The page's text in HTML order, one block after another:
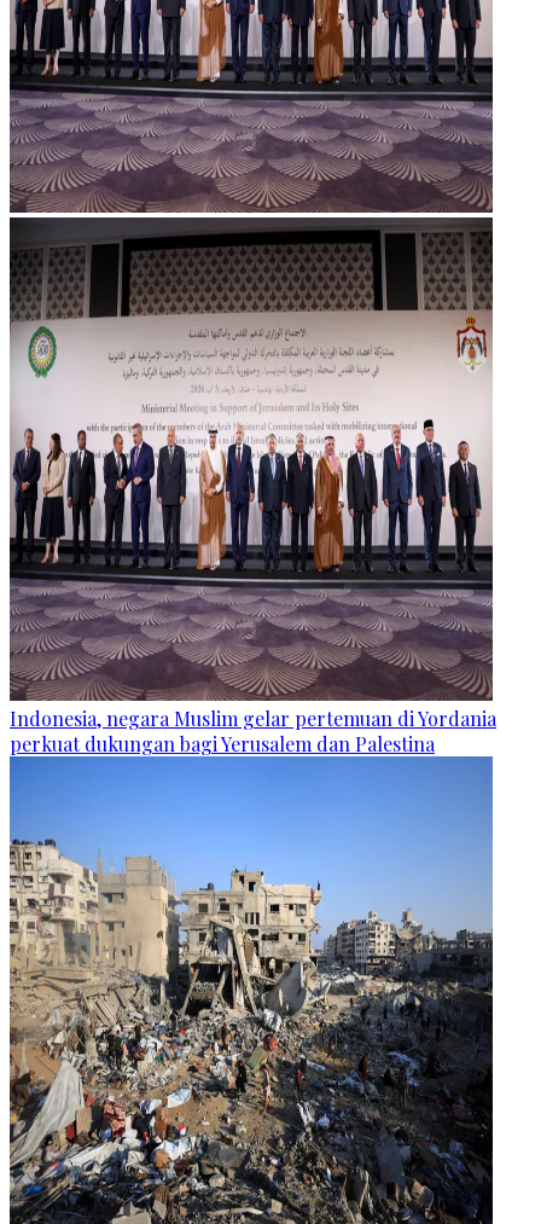
Indonesia, negara Muslim gelar pertemuan di Yordania
perkuat dukungan bagi Yerusalem dan Palestina